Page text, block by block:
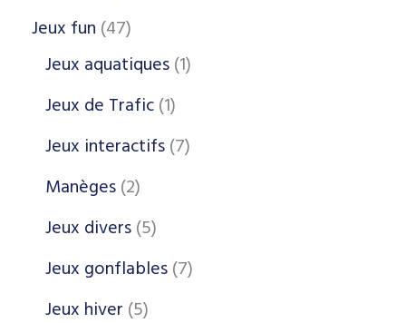
Jeux fun 47
Jeux aquatiques 1
Jeux de Trafic 1
Jeux interactifs 7
Manèges 2
Jeux divers 5
Jeux gonflables 7
Jeux hiver 5